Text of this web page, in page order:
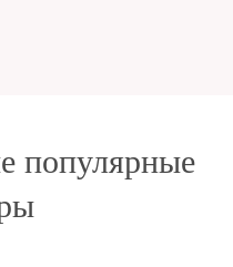
популярные